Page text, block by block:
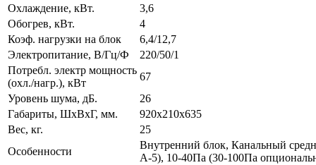
Охлаждение, кВт.
3,6
Обогрев, кВт.
4
Коэф. нагрузки на блок
6,4/12,7
Электропитание, В/Гц/Ф
220/50/1
Потребл. электр мощность
(охл./нагр.), кВт
67
Уровень шума, дБ.
26
Габариты, ШхВхГ, мм.
920x210x635
Вес, кг.
25
Особенности
Внутренний блок, Канальный
А-5), 10-40Па (30-100Па